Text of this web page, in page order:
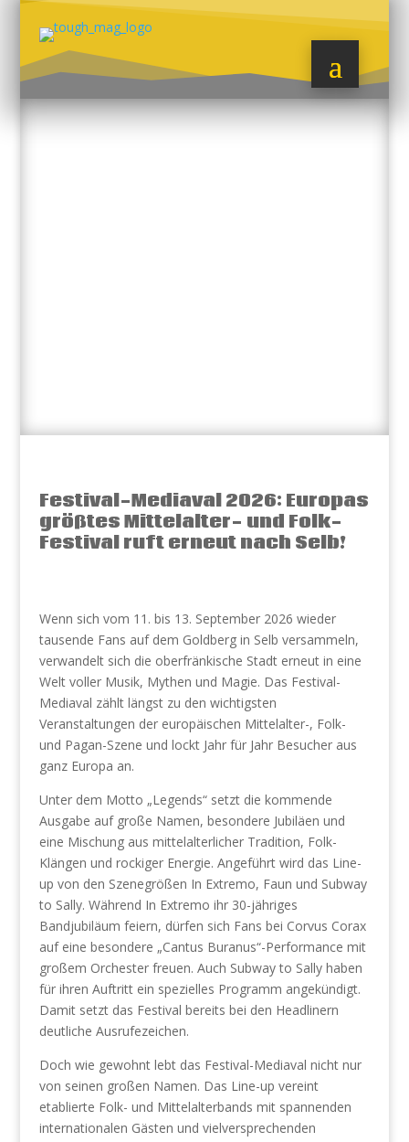
Festival-Mediaval 2026: Europas
größtes Mittelalter- und Folk-
Festival ruft erneut nach Selb!
Wenn sich vom 11. bis 13. September 2026 wieder
tausende Fans auf dem Goldberg in Selb versammeln,
verwandelt sich die oberfränkische Stadt erneut in eine
Welt voller Musik, Mythen und Magie. Das Festival-
Mediaval zählt längst zu den wichtigsten
Veranstaltungen der europäischen Mittelalter-, Folk-
und Pagan-Szene und lockt Jahr für Jahr Besucher aus
ganz Europa an.
Unter dem Motto „Legends“ setzt die kommende
Ausgabe auf große Namen, besondere Jubiläen und
eine Mischung aus mittelalterlicher Tradition, Folk-
Klängen und rockiger Energie. Angeführt wird das Line-
up von den Szenegrößen In Extremo, Faun und Subway
to Sally. Während In Extremo ihr 30-jähriges
Bandjubiläum feiern, dürfen sich Fans bei Corvus Corax
auf eine besondere „Cantus Buranus“-Performance mit
großem Orchester freuen. Auch Subway to Sally haben
für ihren Auftritt ein spezielles Programm angekündigt.
Damit setzt das Festival bereits bei den Headlinern
deutliche Ausrufezeichen.
Doch wie gewohnt lebt das Festival-Mediaval nicht nur
von seinen großen Namen. Das Line-up vereint
etablierte Folk- und Mittelalterbands mit spannenden
internationalen Gästen und vielversprechenden